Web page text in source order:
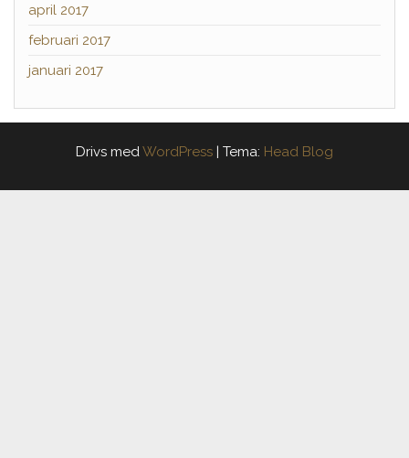
april 2017
februari 2017
januari 2017
Drivs medWordPress | Tema: Head Blog